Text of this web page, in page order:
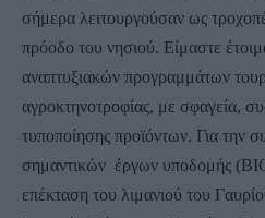
σήμερα λειτουργούσαν ως
πρόοδο του νησιού. Είμαστε
αναπτυξιακών προγραμμάτων
αγροκτηνοτροφίας, με σφαγεία,
τυποποίησης προϊόντων. Για την
σημαντικών έργων υποδομής
επέκταση του λιμανιού του